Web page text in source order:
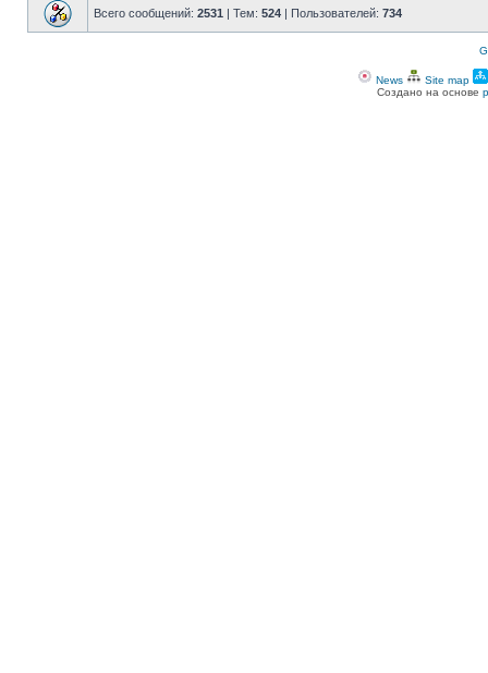
Всего сообщений: 2531 | Тем: 524 | Пользователей: 734
News Site map
Создано на основе